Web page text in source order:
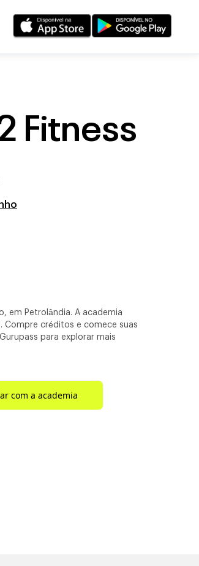
Fitness
em Petrolândia. A academia
Compre créditos e comece suas
para explorar mais
com a academia